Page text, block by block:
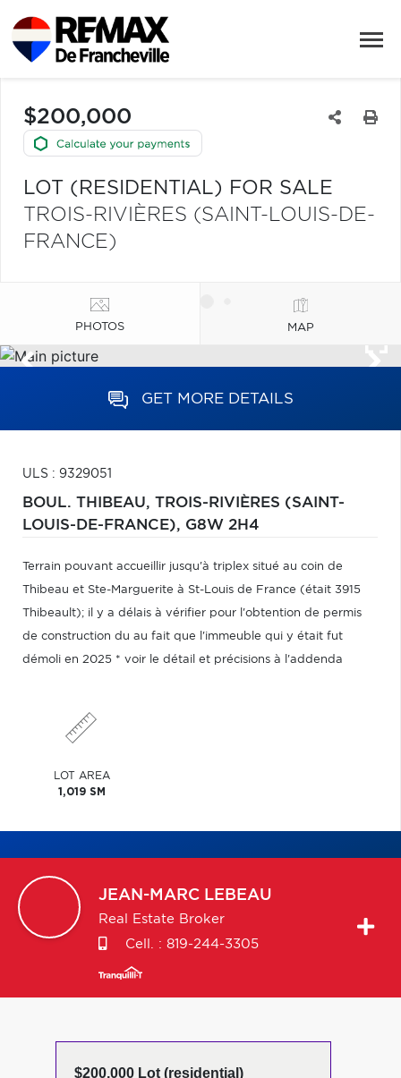
$200,000
LOT (RESIDENTIAL) FOR SALE
TROIS-RIVIÈRES (SAINT-LOUIS-DE-
FRANCE)
PHOTOS MAP
GET MORE DETAILS
ULS : 9329051
BOUL. THIBEAU, TROIS-RIVIÈRES (SAINT-
LOUIS-DE-FRANCE), G8W 2H4
Terrain pouvant accueillir jusqu'à triplex situé au coin de
Thibeau et Ste-Marguerite à St-Louis de France (était 3915
Thibeault); il y a délais à vérifier pour l'obtention de permis
de construction du au fait que l'immeuble qui y était fut
démoli en 2025 * voir le détail et précisions à l'addenda
LOT AREA
1,019 SM
JEAN-MARC LEBEAU
Real Estate Broker
Cell. : 819-244-3305
$200,000 Lot (residential)